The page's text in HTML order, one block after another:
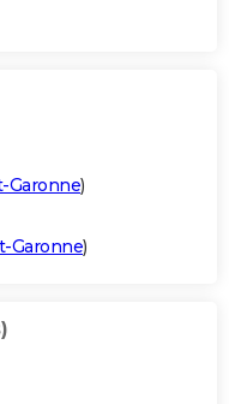
Garonne)
Garonne)